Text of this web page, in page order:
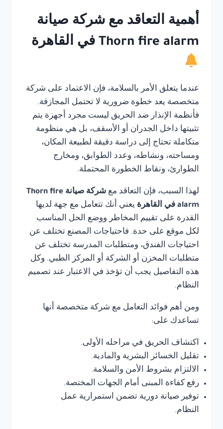
أهمية التعاقد مع شركة صيانة
Thorn fire alarm في القاهرة
عندما يتعلق الأمر بالسلامة، فإن الاعتماد على شركة
متخصصة يعد خطوة ضرورية لا تحتمل المجازفة.
فأنظمة الإنذار ضد الحريق ليست مجرد أجهزة يتم
تثبيتها داخل الجدران أو الأسقف، بل هي منظومة
متكاملة تحتاج إلى دراسة دقيقة لطبيعة المكان،
ومساحته، ونشاطه، وعدد الطوابق، ومخارج
الطوارئ، ونقاط الخطورة المحتملة.
لهذا السبب، فإن التعاقد مع
شركة صيانة Thorn fire
alarm في القاهرة
يعني أنك تتعامل مع جهة لديها
القدرة على تقييم المخاطر ووضع الحل المناسب
لكل موقع على حدة. فاحتياجات المصنع تختلف عن
احتياجات الفندق، ومتطلبات المدرسة تختلف عن
متطلبات المخزن أو الشركة أو المركز الطبي. وكل
هذه التفاصيل يجب أن تؤخذ في الاعتبار عند تصميم
النظام.
ومن أهم فوائد التعامل مع شركة متخصصة أنها
تساعدك على:
اكتشاف الحريق في مراحله الأولى.
تقليل الخسائر البشرية والمادية.
الالتزام بشروط الأمن والسلامة.
رفع كفاءة المبنى أمام الجهات المختصة.
توفير صيانة دورية تضمن استمرارية عمل
النظام.